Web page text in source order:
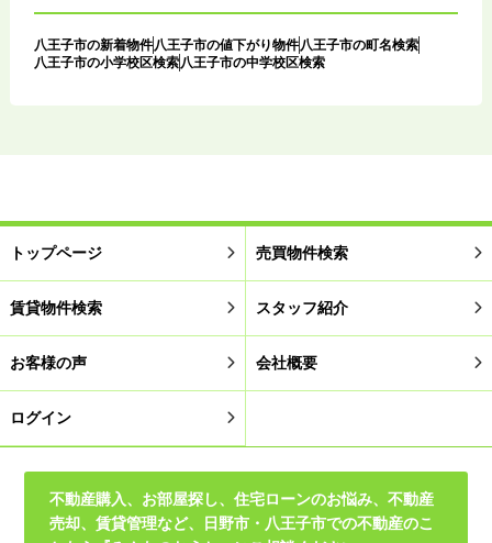
八王子市の新着物件 八王子市の値下がり物件 八王子市の町名検索
八王子市の小学校区検索 八王子市の中学校区検索
トップページ 売買物件検索
賃貸物件検索 スタッフ紹介
お客様の声 会社概要
ログイン
不動産購入、お部屋探し、住宅ローンのお悩み、不動産
売却、賃貸管理など、日野市・八王子市での不動産のこ